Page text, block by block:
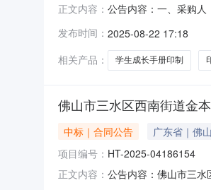
正文内容： 公告内容：一、采购
2216:23:22
发布时间： 2025-08-22 17:18
相关产品：
学生成长手册印制
佛山市三水区西南街道金
中标｜合同公告 广东省｜佛
项目编号： HT-2025-04186154
正文内容： 公告内容：佛山市三